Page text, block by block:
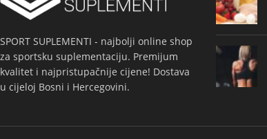
SPORT SUPLEMENTI - najbolji online shop
za sportsku suplementaciju. Premijum
kvalitet i najpristupačnije cijene! Dostava
u cijeloj Bosni i Hercegovini.